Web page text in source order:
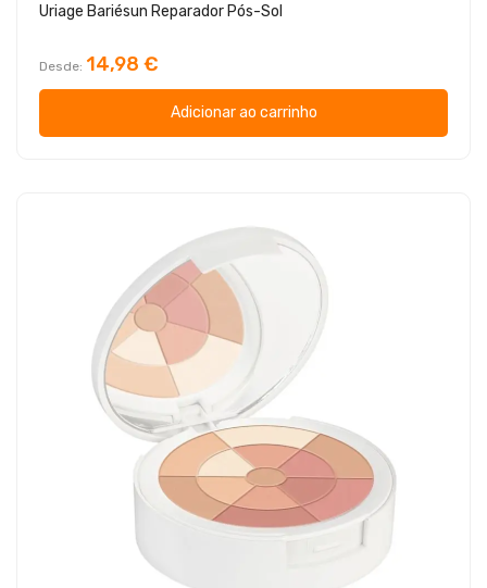
Uriage Bariésun Reparador Pós-Sol
Desde 14,98 €
Adicionar ao carrinho